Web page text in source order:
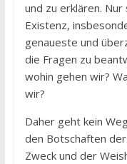
und zu erklären.
Existenz,
genaueste und
die Fragen zu
wohin gehen wir?
wir?
Daher geht kein
den Botschaften
Zweck und der